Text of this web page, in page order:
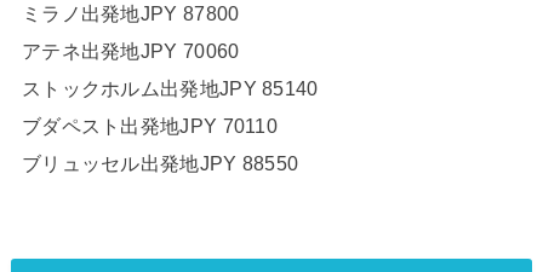
ミラノ 出発地JPY 87800
アテネ出発地JPY 70060
ストックホルム出発地JPY 85140
ブダペスト 出発地JPY 70110
ブリュッセル出発地JPY 88550